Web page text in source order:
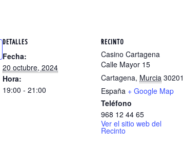
DETALLES
Fecha:
20 octubre, 2024
Hora:
19:00 - 21:00
RECINTO
Casino Cartagena
Calle Mayor 15
Cartagena, Murcia 30201
España + Google Map
Teléfono
968 12 44 65
Ver el sitio web del
Recinto